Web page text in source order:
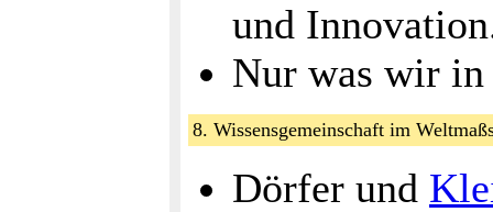
und
Nur was wir
8. Wissensgemeinschaft im
Dörfer und